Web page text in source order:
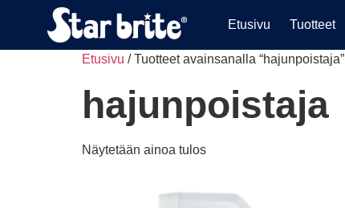
Etusivu Tuotteet
Etusivu / Tuotteet avainsanalla “hajunpoistaja”
hajunpoistaja
Näytetään ainoa tulos